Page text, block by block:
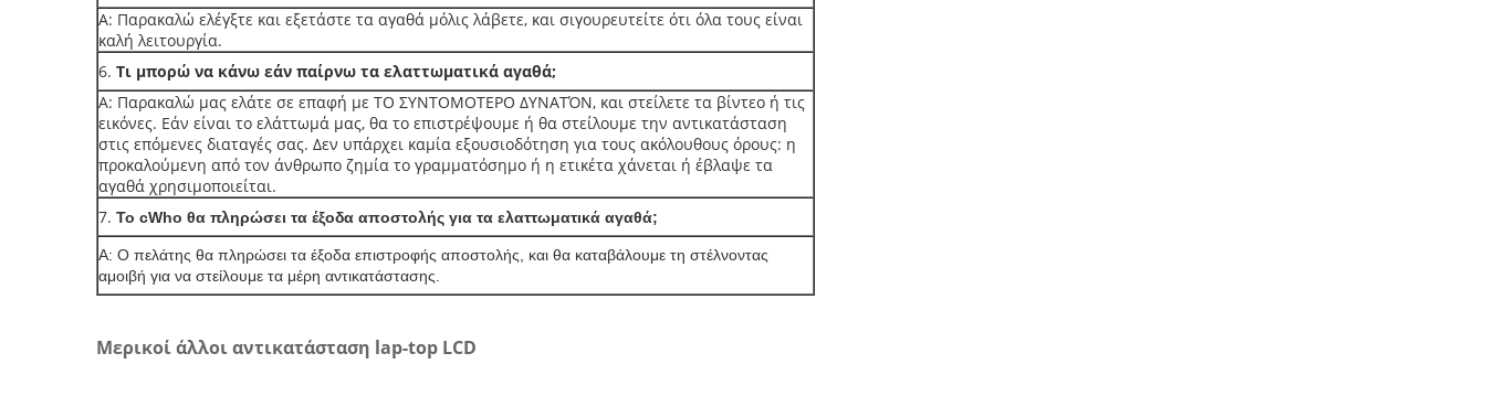
Α: Παρακαλώ ελέγξτε και εξετάστε τα αγαθά μόλις λάβετε, και σιγουρευτείτε ότι όλα τους είναι
καλή λειτουργία.
6. Τι μπορώ να κάνω εάν παίρνω τα ελαττωματικά αγαθά;
Α: Παρακαλώ μας ελάτε σε επαφή με ΤΟ ΣΥΝΤΟΜΟΤΕΡΟ ΔΥΝΑΤΌΝ, και στείλετε τα βίντεο ή τις
εικόνες. Εάν είναι το ελάττωμά μας, θα το επιστρέψουμε ή θα στείλουμε την αντικατάσταση
στις επόμενες διαταγές σας. Δεν υπάρχει καμία εξουσιοδότηση για τους ακόλουθους όρους: η
προκαλούμενη από τον άνθρωπο ζημία το γραμματόσημο ή η ετικέτα χάνεται ή έβλαψε τα
αγαθά χρησιμοποιείται.
7. Το cWho θα πληρώσει τα έξοδα αποστολής για τα ελαττωματικά αγαθά;
Α: Ο πελάτης θα πληρώσει τα έξοδα επιστροφής αποστολής, και θα καταβάλουμε τη στέλνοντας
αμοιβή για να στείλουμε τα μέρη αντικατάστασης.
Μερικοί άλλοι αντικατάσταση lap-top LCD